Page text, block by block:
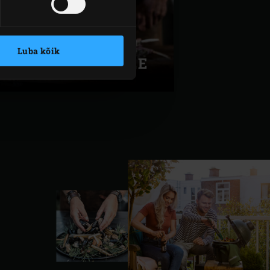
Luba kõikGRILLITUD
LAMBAKARREE